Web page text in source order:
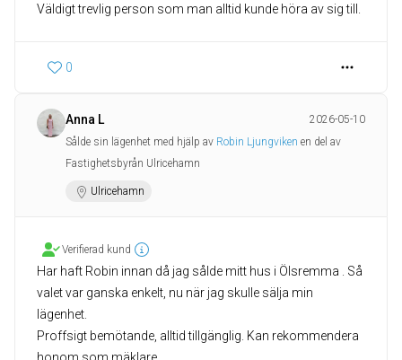
Väldigt trevlig person som man alltid kunde höra av sig till.
0
Anna L
2026-05-10
Sålde sin lägenhet med hjälp av Robin Ljungviken en del av
Fastighetsbyrån Ulricehamn
Ulricehamn
Verifierad kund
Har haft Robin innan då jag sålde mitt hus i Ölsremma . Så
valet var ganska enkelt, nu när jag skulle sälja min
lägenhet.
Proffsigt bemötande, alltid tillgänglig. Kan rekommendera